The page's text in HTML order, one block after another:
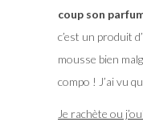
coup son
c’est un produit d’
mousse bien
compo ! J’ai vu
Je rachète ou